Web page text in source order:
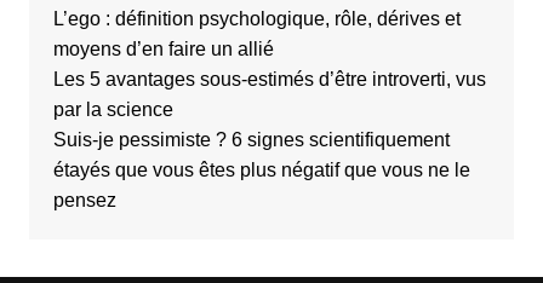
L’ego : définition psychologique, rôle, dérives et
moyens d’en faire un allié
Les 5 avantages sous-estimés d’être introverti, vus
par la science
Suis-je pessimiste ? 6 signes scientifiquement
étayés que vous êtes plus négatif que vous ne le
pensez